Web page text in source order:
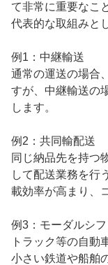
て非常に重要なこ
代表的な取組みと
例1：中継輸送
通常の運送の場合
すが、中継輸送の
します。
例2：共同輸配送
同じ納品先を持つ
して配送業務を行
載効率が高まり、
例3：モーダルシフ
トラック等の自動
小さい鉄道や船舶